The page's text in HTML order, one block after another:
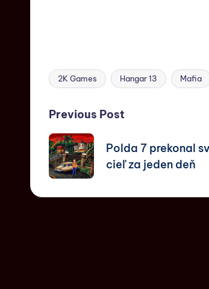
2K Games Hangar 13 Mafia
Previous Post
Polda 7 prekonal
cieľ za jeden deň